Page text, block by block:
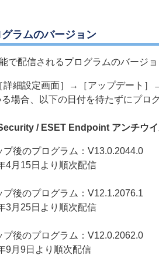
ラムのバージョン
で配信されるプログラムのバージ
細設定画面］→［アップデート］
る場合、以下の日付を待たずにプロ
/ ESET Endpoint アンチウ
プ後のプログラム：V13.0.2044.0
4月15日より順次配信
プ後のプログラム：V12.1.2076.1
3月25日より順次配信
プ後のプログラム：V12.0.2062.0
9月9日より順次配信